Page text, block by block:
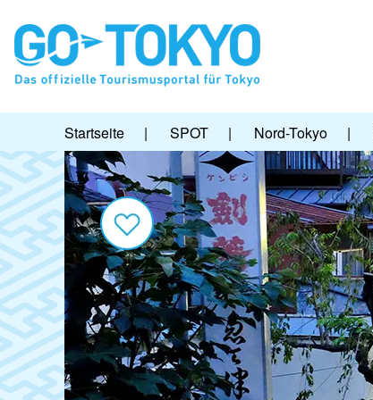
Startseite | SPOT | Nord-Tokyo |